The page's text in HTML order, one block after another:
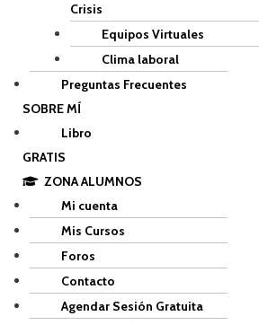
Crisis
Equipos Virtuales
Clima laboral
Preguntas Frecuentes
SOBRE MÍ
Libro
GRATIS
ZONA ALUMNOS
Mi cuenta
Mis Cursos
Foros
Contacto
Agendar Sesión Gratuita